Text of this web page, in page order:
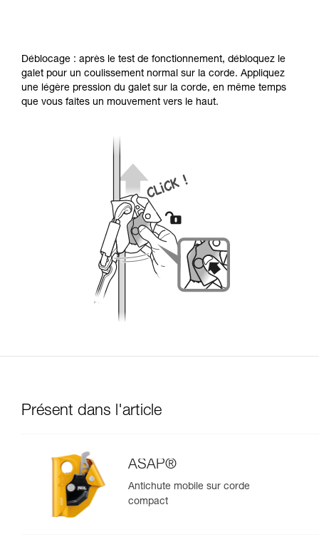
Déblocage : après le test de fonctionnement, débloquez le
galet pour un coulissement normal sur la corde. Appliquez
une légère pression du galet sur la corde, en même temps
que vous faites un mouvement vers le haut.
Présent dans l'article
ASAP®
Antichute mobile sur corde
compact